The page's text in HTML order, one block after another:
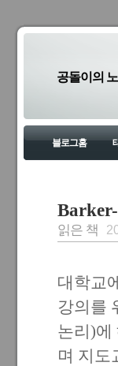
공돌이의
블로그홈
읽은 책
대학교
강의를
논리)에
며 지도